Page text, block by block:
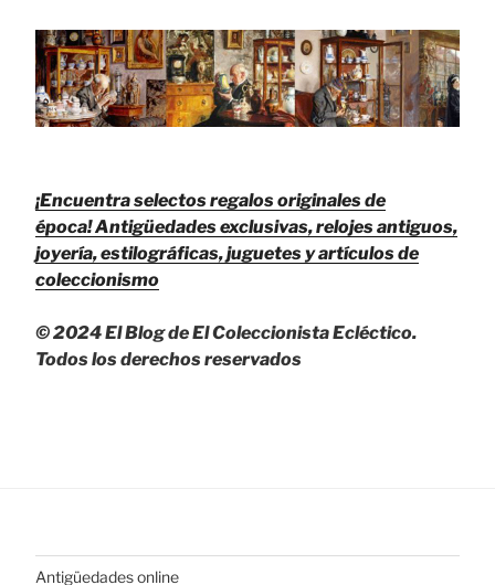
¡Encuentra selectos regalos originales de
época!Antigüedades exclusivas, relojes antiguos,
joyería, estilográficas, juguetes y artículos de
coleccionismo
© 2024 El Blog de El Coleccionista Ecléctico.
Todos los derechos reservados
Antigüedades online